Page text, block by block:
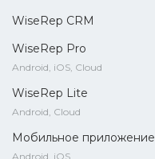
WiseRep CRM
WiseRep Pro
Android, iOS, Cloud
WiseRep Lite
Android, Cloud
Мобильное приложение
Android, iOS